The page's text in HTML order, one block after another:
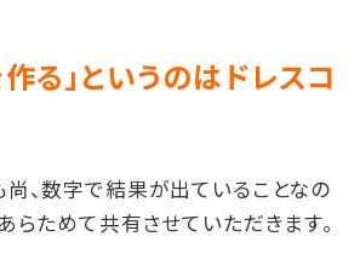
る」というのはドレスコ
尚、数字で結果が出ていることなの
らためて共有させていただきます。